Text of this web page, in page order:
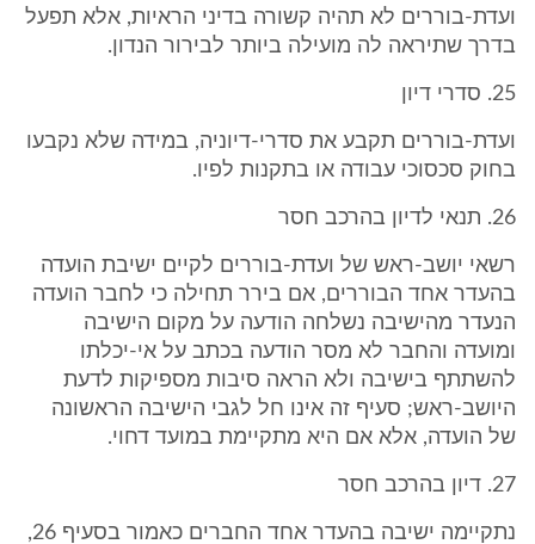
ועדת-בוררים לא תהיה קשורה בדיני הראיות, אלא תפעל
בדרך שתיראה לה מועילה ביותר לבירור הנדון.
25. סדרי דיון
ועדת-בוררים תקבע את סדרי-דיוניה, במידה שלא נקבעו
בחוק סכסוכי עבודה או בתקנות לפיו.
26. תנאי לדיון בהרכב חסר
רשאי יושב-ראש של ועדת-בוררים לקיים ישיבת הועדה
בהעדר אחד הבוררים, אם בירר תחילה כי לחבר הועדה
הנעדר מהישיבה נשלחה הודעה על מקום הישיבה
ומועדה והחבר לא מסר הודעה בכתב על אי-יכלתו
להשתתף בישיבה ולא הראה סיבות מספיקות לדעת
היושב-ראש; סעיף זה אינו חל לגבי הישיבה הראשונה
של הועדה, אלא אם היא מתקיימת במועד דחוי.
27. דיון בהרכב חסר
נתקיימה ישיבה בהעדר אחד החברים כאמור בסעיף 26,